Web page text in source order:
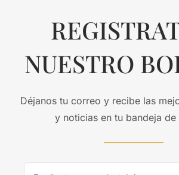
NUESTRO
Déjanos tu correo y recibe las
y noticias en tu bandeja de